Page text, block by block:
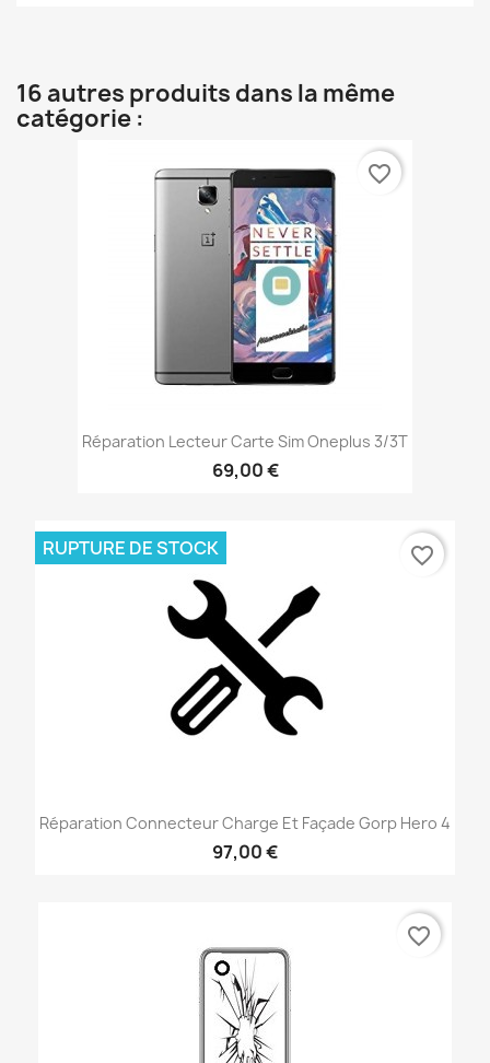
16 autres produits dans la même
catégorie :
Réparation Lecteur Carte Sim Oneplus 3/3T
69,00 €
favorite_border
Réparation Connecteur Charge Et Façade Gorp Hero 4
97,00 €
RUPTURE DE STOCK favorite_border
favorite_border